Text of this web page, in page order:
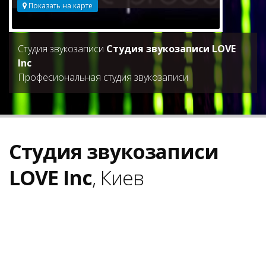
Показать на карте
Студия звукозаписи Студия звукозаписи LOVE
Inc
Професиональная студия звукозаписи
Студия звукозаписи
LOVE Inc, Киев